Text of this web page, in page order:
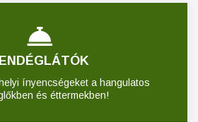
ínyencségeket a hangulatos
és éttermekben!